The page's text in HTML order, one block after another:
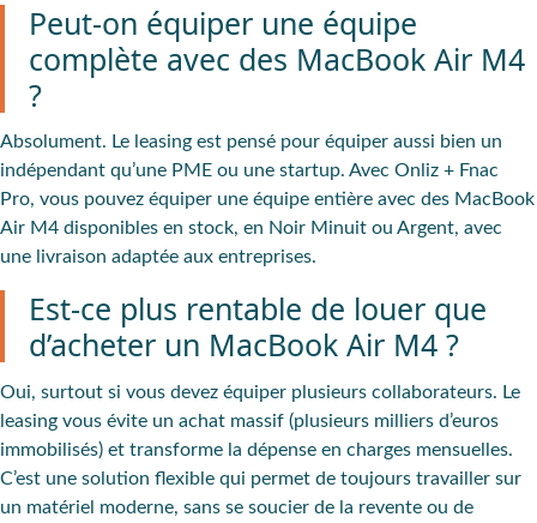
Peut-on équiper une équipe
complète avec des MacBook Air M4
?
Absolument. Le leasing est pensé pour équiper aussi bien un
indépendant qu’une PME ou une startup. Avec Onliz + Fnac
Pro, vous pouvez équiper une équipe entière avec des MacBook
Air M4 disponibles en stock, en Noir Minuit ou Argent, avec
une livraison adaptée aux entreprises.
Est-ce plus rentable de louer que
d’acheter un MacBook Air M4 ?
Oui, surtout si vous devez équiper plusieurs collaborateurs. Le
leasing vous évite un achat massif (plusieurs milliers d’euros
immobilisés) et transforme la dépense en charges mensuelles.
C’est une solution flexible qui permet de toujours travailler sur
un matériel moderne, sans se soucier de la revente ou de